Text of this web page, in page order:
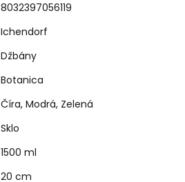
8032397056119
Ichendorf
Džbány
Botanica
Číra, Modrá, Zelená
Sklo
1500 ml
20 cm